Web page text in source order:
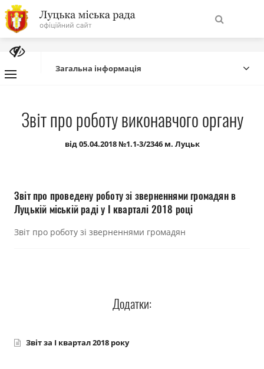
На
головну
сайту
Про місто
Міська влада
Бюджет
Публічна інформація
Документи
Загальна інформація
Звіт про роботу виконавчого органу
від 05.04.2018 №1.1-3/2346 м. Луцьк
Звіт про проведену роботу зі зверненнями громадян в
Луцькій міській раді у І кварталі 2018 році
Звіт про роботу зі зверненнями громадян
Додатки:
Звіт за І квартал 2018 року